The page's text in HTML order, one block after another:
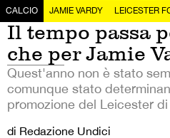
CALCIO JAMIE VARDY LEICESTER
Il tempo passa
che per Jamie
Quest'anno non è stato
comunque stato
promozione del Leicester
di Redazione Undici